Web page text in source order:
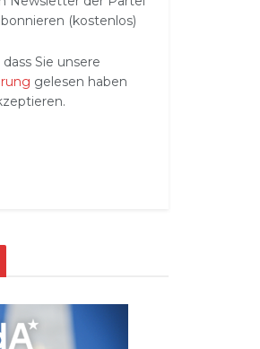
(kostenlos)
Sie unsere
gelesen haben